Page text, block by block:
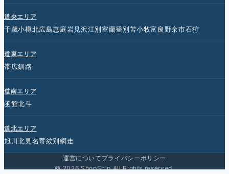
道央エリア
千歳小樽北広島恵庭岩見沢江別室蘭登別苫小牧富良野余市石狩
道東エリア
帯広釧路
道南エリア
函館北斗
道北エリア
旭川北見 名寄紋別網走
運営について プライバシーポリシー
© 2026 ShopShip All Rights reserved.